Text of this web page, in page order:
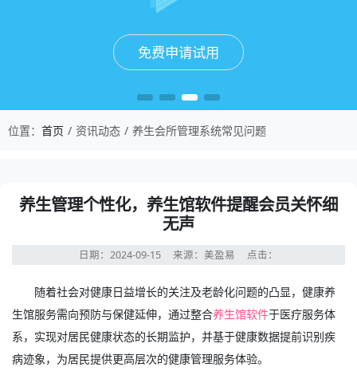
免费申请试用
免费申请试用
免费申请试用
免费申请试用
位置： 首页 资讯动态 养生会所管理系统常见问题
养生管理个性化，养生馆软件提醒会员关怀细
无声
日期：2024-09-15 来源：美盈易 点击：
随着社会对健康日益增长的关注及老龄化问题的凸显，健康养
生馆服务需向预防与保健延伸，通过整合养生馆软件于医疗服务体
系，实现对居民健康状态的长期监护，并基于健康数据提前识别疾
病迹象，为居民提供更高层次的健康管理服务体验。